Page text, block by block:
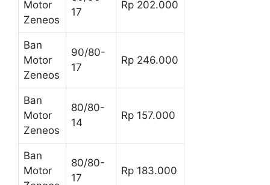
Motor
Zeneos
17
Rp 202.000
Ban
Motor
Zeneos
90/80-
17
Rp 246.000
Ban
Motor
Zeneos
80/80-
14
Rp 157.000
Ban
Motor
80/80-
17
Rp 183.000